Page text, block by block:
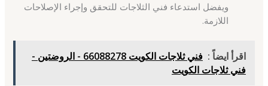
ويفضل استدعاء فني الثلاجات للتحقق وإجراء الإصلاحات
اللازمة.
اقرأ ايضاً :
فني ثلاجات الكويت 66088278 - الروضتين -
فني ثلاجات الكويت